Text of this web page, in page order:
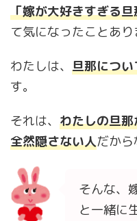
「嫁が大好きすぎる
て気になったことあり
わたしは、 旦那につ
す。
それは、 わたしの旦
全然隠さない人だから
そんな、
と一緒に